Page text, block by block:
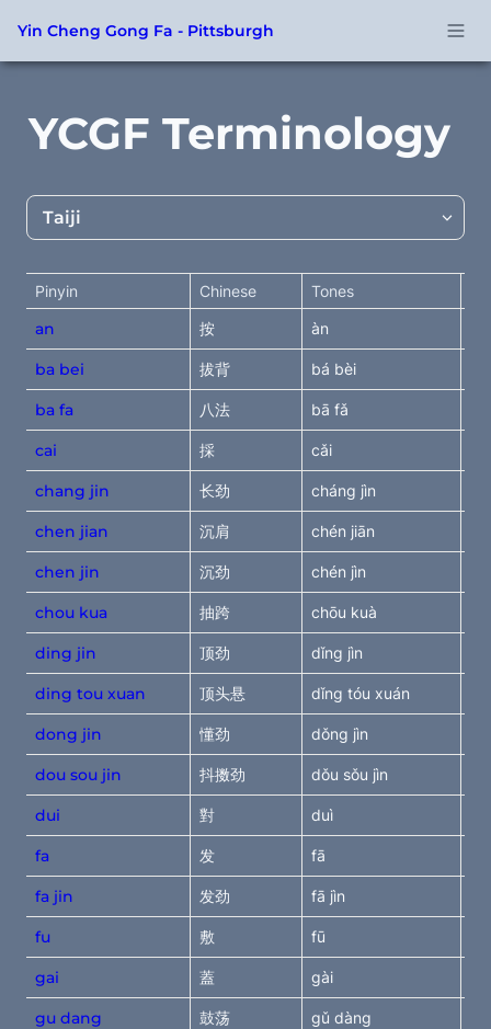
Yin Cheng Gong Fa - Pittsburgh
YCGF Terminology
Taiji
Taiji
Xingyi
All
Pinyin Chinese Tones
an 按 àn
ba bei 拔背 bá bèi
ba fa 八法 bā fǎ
cai 採 cǎi
chang jin 长劲 cháng jìn
chen jian 沉肩 chén jiān
chen jin 沉劲 chén jìn
chou kua 抽跨 chōu kuà
ding jin 顶劲 dǐng jìn
ding tou xuan 顶头悬 dǐng tóu xuán
dong jin 懂劲 dǒng jìn
dou sou jin 抖擞劲 dǒu sǒu jìn
dui 對 duì
fa 发 fā
fa jin 发劲 fā jìn
fu 敷 fū
gai 蓋 gài
gu dang 鼓荡 gǔ dàng